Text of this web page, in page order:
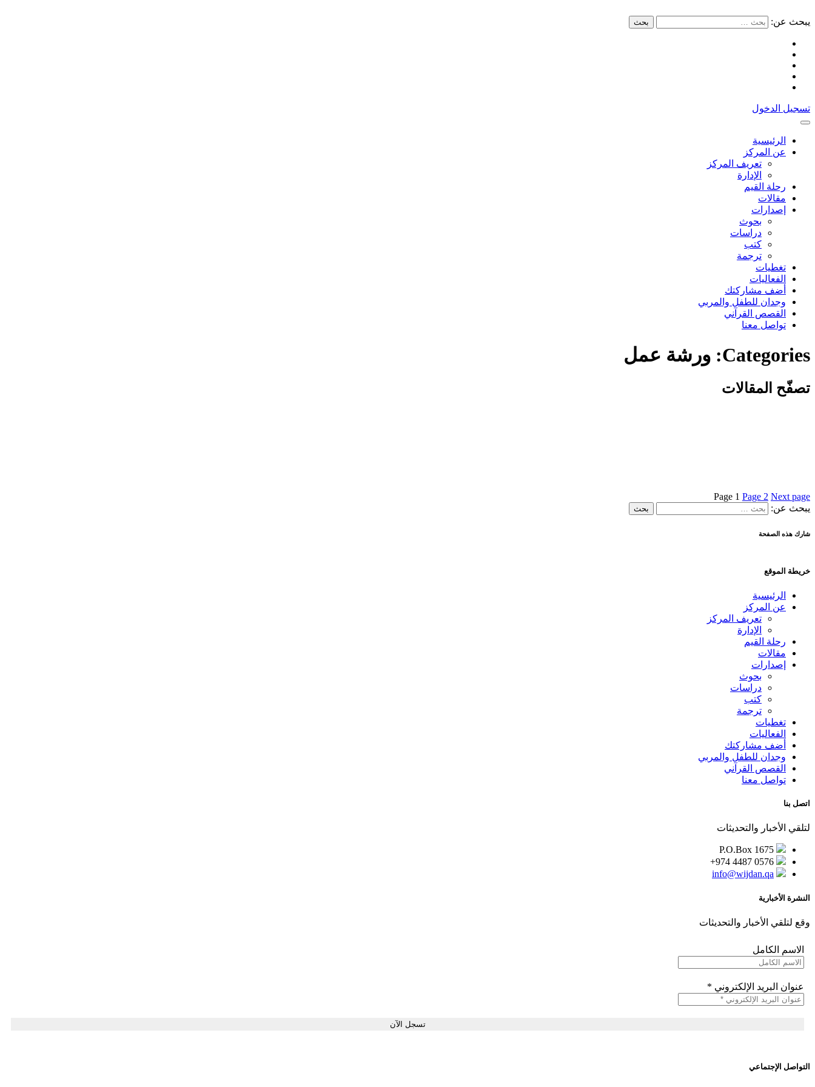
يبحث عن: بحث
تسجيل الدخول
الرئيسية
عن المركز
تعريف المركز
الإدارة
رحلة القيم
مقالات
إصدارات
بحوث
دراسات
كتب
ترجمة
تغطيات
الفعاليات
أضف مشاركتك
وجدان للطفل والمربي
القصص القرآني
تواصل معنا
Categories: ورشة عمل
تصفّح المقالات
Page 1 Page 2 Next page
يبحث عن:
بحث
شارك هذه الصفحة
خريطة الموقع
الرئيسية
عن المركز
تعريف المركز
الإدارة
رحلة القيم
مقالات
إصدارات
بحوث
دراسات
كتب
ترجمة
تغطيات
الفعاليات
أضف مشاركتك
وجدان للطفل والمربي
القصص القرآني
تواصل معنا
اتصل بنا
لتلقي الأخبار والتحديثات
P.O.Box 1675
+974 4487 0576
info@wijdan.qa
النشرة الأخبارية
وقع لتلقي الأخبار والتحديثات
الاسم الكامل
عنوان البريد الإلكتروني *
التواصل الإجتماعي